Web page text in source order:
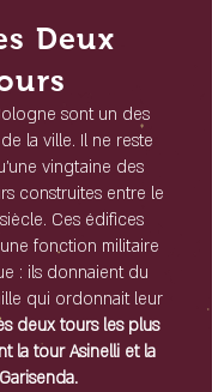
Deux
sont un des
la ville. Il ne reste
vingtaine des
construites entre le
Ces édifices
fonction militaire
: ils donnaient du
qui ordonnait leur
deux tours les plus
la tour Asinelli et la